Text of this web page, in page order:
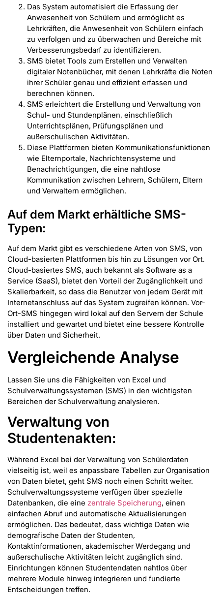
Das System automatisiert die Erfassung der
Anwesenheit von Schülern und ermöglicht es
Lehrkräften, die Anwesenheit von Schülern einfach
zu verfolgen und zu überwachen und Bereiche mit
Verbesserungsbedarf zu identifizieren.
SMS bietet Tools zum Erstellen und Verwalten
digitaler Notenbücher, mit denen Lehrkräfte die Noten
ihrer Schüler genau und effizient erfassen und
berechnen können.
SMS erleichtert die Erstellung und Verwaltung von
Schul- und Stundenplänen, einschließlich
Unterrichtsplänen, Prüfungsplänen und
außerschulischen Aktivitäten.
Diese Plattformen bieten Kommunikationsfunktionen
wie Elternportale, Nachrichtensysteme und
Benachrichtigungen, die eine nahtlose
Kommunikation zwischen Lehrern, Schülern, Eltern
und Verwaltern ermöglichen.
Auf dem Markt erhältliche SMS-
Typen:
Auf dem Markt gibt es verschiedene Arten von SMS, von
Cloud-basierten Plattformen bis hin zu Lösungen vor Ort.
Cloud-basiertes SMS, auch bekannt als Software as a
Service (SaaS), bietet den Vorteil der Zugänglichkeit und
Skalierbarkeit, so dass die Benutzer von jedem Gerät mit
Internetanschluss auf das System zugreifen können. Vor-
Ort-SMS hingegen wird lokal auf den Servern der Schule
installiert und gewartet und bietet eine bessere Kontrolle
über Daten und Sicherheit.
Vergleichende Analyse
Lassen Sie uns die Fähigkeiten von Excel und
Schulverwaltungssystemen (SMS) in den wichtigsten
Bereichen der Schulverwaltung analysieren.
Verwaltung von
Studentenakten:
Während Excel bei der Verwaltung von Schülerdaten
vielseitig ist, weil es anpassbare Tabellen zur Organisation
von Daten bietet, geht SMS noch einen Schritt weiter.
Schulverwaltungssysteme verfügen über spezielle
Datenbanken, die eine zentrale Speicherung, einen
einfachen Abruf und automatische Aktualisierungen
ermöglichen. Das bedeutet, dass wichtige Daten wie
demografische Daten der Studenten,
Kontaktinformationen, akademischer Werdegang und
außerschulische Aktivitäten leicht zugänglich sind.
Einrichtungen können Studentendaten nahtlos über
mehrere Module hinweg integrieren und fundierte
Entscheidungen treffen.